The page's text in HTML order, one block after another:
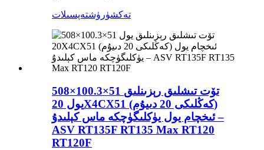
تەكشۈرۈشتەپسىلات
508×100.3×51 تۆت تىشلىق رېزىنلىق
يول 20X4CX51 (كەڭلىكى 20 دىيۇم)
ئىخچام يول يۈكلىگۈچكە ماس كېلىدۇ –
ASV RT135F RT135 Max RT120
RT120F